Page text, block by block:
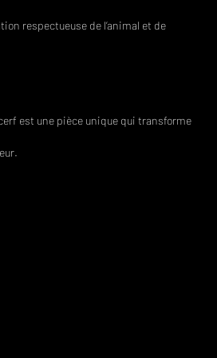
respectueuse de l’animal et de
est une pièce unique qui transforme